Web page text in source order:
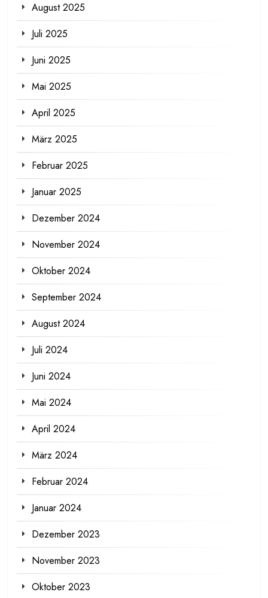
August 2025
Juli 2025
Juni 2025
Mai 2025
April 2025
März 2025
Februar 2025
Januar 2025
Dezember 2024
November 2024
Oktober 2024
September 2024
August 2024
Juli 2024
Juni 2024
Mai 2024
April 2024
März 2024
Februar 2024
Januar 2024
Dezember 2023
November 2023
Oktober 2023